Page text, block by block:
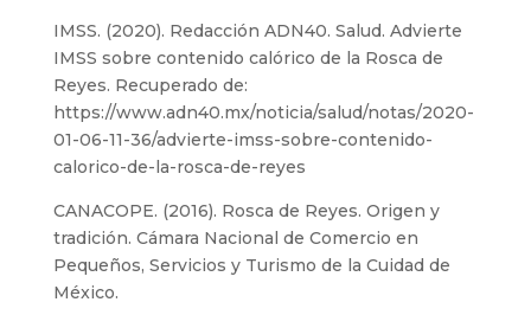
IMSS. (2020). Redacción ADN40. Salud. Advierte
IMSS sobre contenido calórico de la Rosca de
Reyes. Recuperado de:
https://www.adn40.mx/noticia/salud/notas/2020-
01-06-11-36/advierte-imss-sobre-contenido-
calorico-de-la-rosca-de-reyes
CANACOPE. (2016). Rosca de Reyes. Origen y
tradición. Cámara Nacional de Comercio en
Pequeños, Servicios y Turismo de la Cuidad de
México.